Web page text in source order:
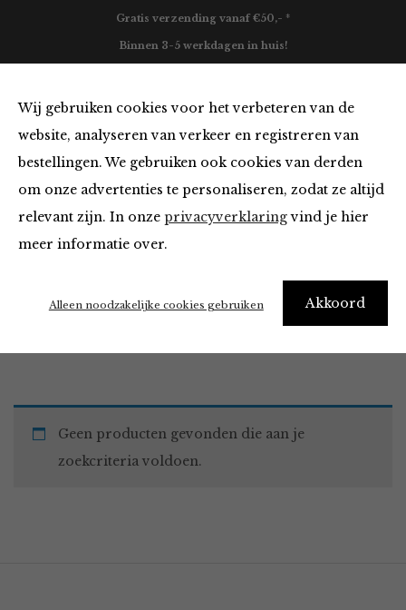
Wij gebruiken cookies voor het verbeteren van de
website, analyseren van verkeer en registreren van
bestellingen. We gebruiken ook cookies van derden
om onze advertenties te personaliseren, zodat ze altijd
relevant zijn. In onze privacyverklaringvind je hier
meer informatie over.
Akkoord
Alleen noodzakelijke cookies gebruiken
Gratis verzending vanaf €50,- *
Binnen 3-5 werkdagen in huis!
Accessoires
It’s ok to be a little obsessed with accessories
Geen producten gevonden die aan je
zoekcriteria voldoen.